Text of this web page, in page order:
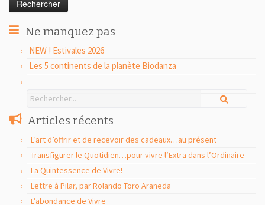
Ne manquez pas
NEW ! Estivales 2026
Les 5 continents de la planète Biodanza
Articles récents
L’art d’offrir et de recevoir des cadeaux…au présent
Transfigurer le Quotidien…pour vivre l’Extra dans l’Ordinaire
La Quintessence de Vivre!
Lettre à Pilar, par Rolando Toro Araneda
L’abondance de Vivre